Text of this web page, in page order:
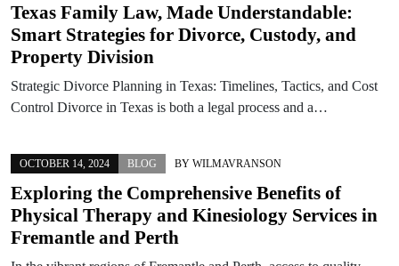
Texas Family Law, Made Understandable:
Smart Strategies for Divorce, Custody, and
Property Division
Strategic Divorce Planning in Texas: Timelines, Tactics, and Cost
Control Divorce in Texas is both a legal process and a…
OCTOBER 14, 2024 BLOG BY WILMAVRANSON
Exploring the Comprehensive Benefits of
Physical Therapy and Kinesiology Services in
Fremantle and Perth